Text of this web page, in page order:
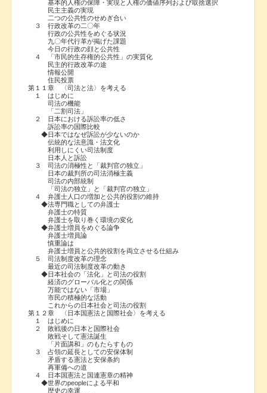
基本的人権の保障・実現と人権の価値序列および取捨選択
民主主義の実現
二つの公共性のせめぎ合い
３ 行政改革の二〇年
行政の公共性をめぐる状況
九〇年代行革が掲げた課題
今日の行政の顔と公共性
４ 「市民的生存権的公共性」の実質化
民主的行政改革の途
情報公開
住民投票
第１１章 〈司法と法〉を考える
１ はじめに
司法の機能
「二割司法」
２ 日本における訴訟率の低さ
訴訟率の国際比較
◆日本ではなぜ訴訟が少ないのか
伝統的な法意識・法文化
利用しにくい司法制度
日本人と訴訟
３ 司法の消極性と「裁判官の独立」
日本の裁判所の司法消極主義
司法の内部統制
「司法の独立」と「裁判官の独立」
４ 弁護士人口の増加と公共的役割の維持
◆法専門職としての弁護士
弁護士の特質
弁護士を取り巻く環境の変化
◆弁護士増員をめぐる論争
弁護士増員論
慎重論は
弁護士増員と公共的役割を両立させる仕組み
５ 司法制度改革の理念
最近の司法制度改革の動き
◆日本社会の「法化」と司法の役割
経済のグローバル化との関係
万能ではない「市場」
市民の積極的な活動
これからの日本社会と司法の役割
第１２章 〈日本国憲法と国際社会〉を考える
１ はじめに
２ 敗戦後の日本と国際社会
敗戦そして憲法誕生
「片面講和」のもたらすもの
３ 占領の延長としての安保体制
矛盾する憲法と安保条約
再軍備への道
４ 日本国憲法と国連憲章の精神
◆世界のpeopleによる平和
歴史の幸運